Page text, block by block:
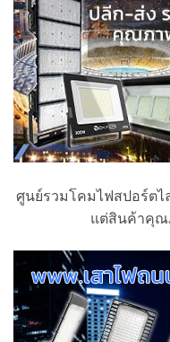
ศูนย์รวมโคมไฟสปอร์ตไ
แต่สินค้าคุณ